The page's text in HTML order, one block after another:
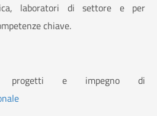
laboratori di settore e per
chiave.
progetti e impegno di